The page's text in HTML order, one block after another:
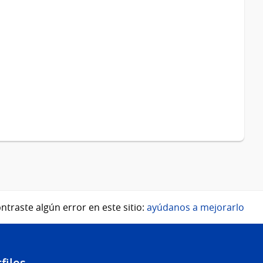
algún error en este sitio: ayúdanos a mejorarlo